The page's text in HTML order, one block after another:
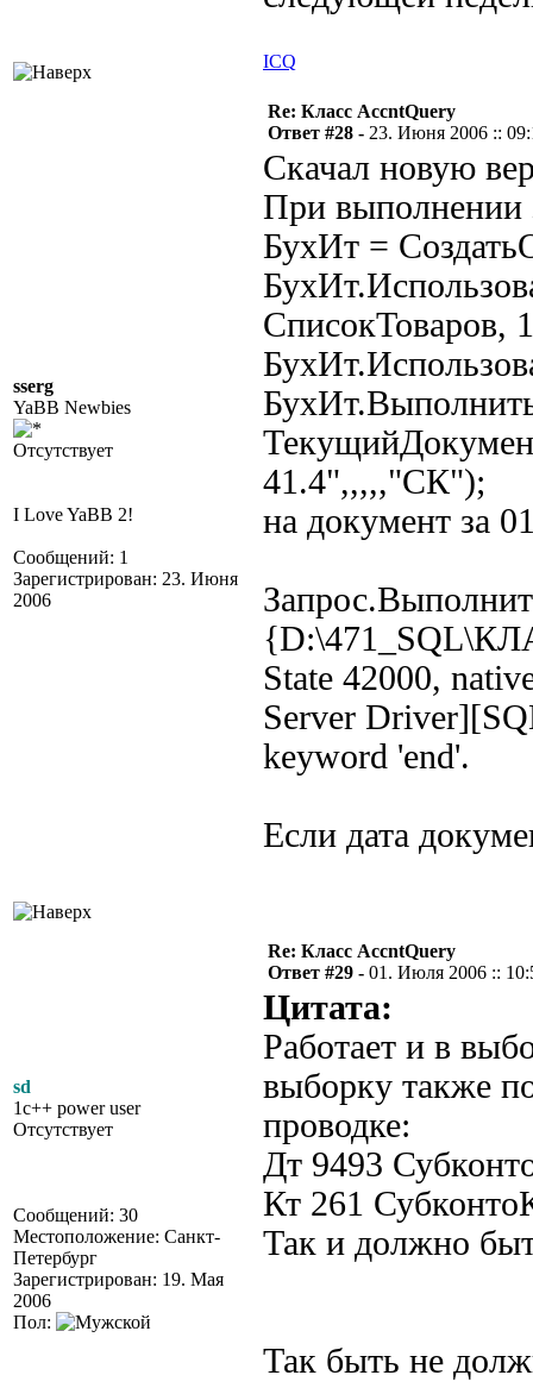
ICQ
sserg
YaBB Newbies
Отсутствует
I Love YaBB 2!
Сообщений: 1
Зарегистрирован: 23. Июня
2006
Re: Класс AccntQuery
Ответ #28 - 23. Июня 2006 ::
Скачал новую
При выполнении
БухИт =
СписокТоваров,
41.4",,,,,"СК");
на документ за
State 42000,
Server
keyword 'end'.
Если дата
sd
1c++ power user
Отсутствует
Сообщений: 30
Местоположение: Санкт-
Петербург
Зарегистрирован: 19. Мая
2006
Пол:
Re: Класс AccntQuery
Ответ #29 - 01. Июля 2006 ::
Цитата:
Работает и в
выборку также
проводке:
Дт 9493
Кт 261
Так и должно
Так быть не